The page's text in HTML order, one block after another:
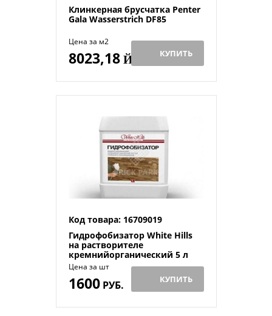
Клинкерная брусчатка Penter
Gala Wasserstrich DF85
Цена за м2
8023,18Й КУПИТЬ
Код товара: 16709019
Гидрофобизатор White Hills
на растворителе
кремнийорганический 5 л
Цена за шт
1600РУБ. КУПИТЬ